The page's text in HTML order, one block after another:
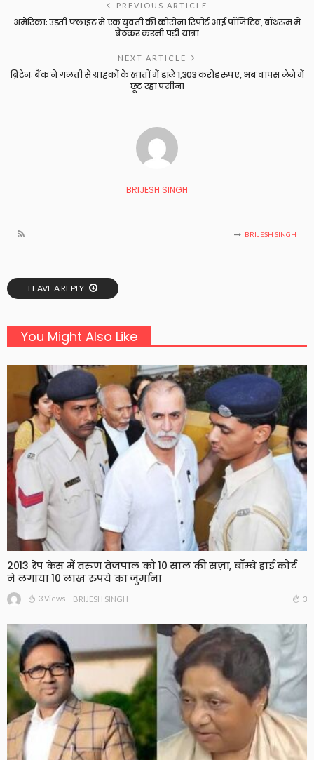
PREVIOUS ARTICLE
अमेरिकाः उड़ती फ्लाइट में एक युवती की कोरोना रिपोर्ट आई पॉजिटिव, बॉथरूम में
बैठकर करनी पड़ी यात्रा
NEXT ARTICLE
ब्रिटेनः बैंक ने गलती से ग्राहकों के खातों में डाले 1,303 करोड़ रुपए, अब वापस लेने में
छूट रहा पसीना
BRIJESH SINGH
BRIJESH SINGH
LEAVE A REPLY
You Might Also Like
2013 रेप केस में तरुण तेजपाल को 10 साल की सज़ा, बॉम्बे हाई कोर्ट
ने लगाया 10 लाख रुपये का जुर्माना
3 Views BRIJESH SINGH 3